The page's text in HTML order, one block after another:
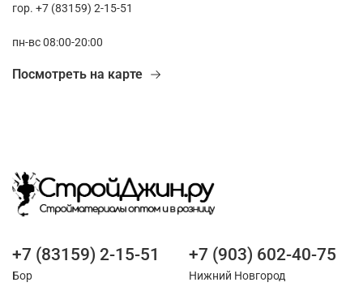
гор. +7 (83159) 2-15-51
пн-вс 08:00-20:00
Посмотреть на карте
+7 (83159) 2-15-51
Бор
+7 (903) 602-40-75
Нижний Новгород